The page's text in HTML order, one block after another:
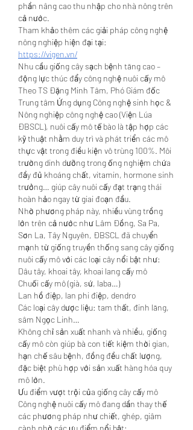
phần nâng cao thu nhập cho nhà nông trên
cả nước.
Tham khảo thêm các giải pháp công nghệ
nông nghiệp hiện đại tại:
https://vigen.vn/
Nhu cầu giống cây sạch bệnh tăng cao –
động lực thúc đẩy công nghệ nuôi cấy mô
Theo TS Đặng Minh Tâm, Phó Giám đốc
Trung tâm Ứng dụng Công nghệ sinh học &
Nông nghiệp công nghệ cao (Viện Lúa
ĐBSCL), nuôi cấy mô tế bào là tập hợp các
kỹ thuật nhằm duy trì và phát triển các mô
thực vật trong điều kiện vô trùng 100%. Môi
trường dinh dưỡng trong ống nghiệm chứa
đầy đủ khoáng chất, vitamin, hormone sinh
trưởng… giúp cây nuôi cấy đạt trạng thái
hoàn hảo ngay từ giai đoạn đầu.
Nhờ phương pháp này, nhiều vùng trồng
lớn trên cả nước như Lâm Đồng, Sa Pa,
Sơn La, Tây Nguyên, ĐBSCL đã chuyển
mạnh từ giống truyền thống sang cây giống
nuôi cấy mô với các loại cây nổi bật như:
Dâu tây, khoai tây, khoai lang cấy mô
Chuối cấy mô (già, sứ, laba…)
Lan hồ điệp, lan phi điệp, dendro
Các loại cây dược liệu: tam thất, đinh lăng,
sâm Ngọc Linh…
Không chỉ sản xuất nhanh và nhiều, giống
cấy mô còn giúp bà con tiết kiệm thời gian,
hạn chế sâu bệnh, đồng đều chất lượng,
đặc biệt phù hợp với sản xuất hàng hóa quy
mô lớn.
Ưu điểm vượt trội của giống cây cấy mô
Công nghệ nuôi cấy mô đang dần thay thế
các phương pháp như chiết, ghép, giâm
cành nhờ các ưu điểm nổi bật: